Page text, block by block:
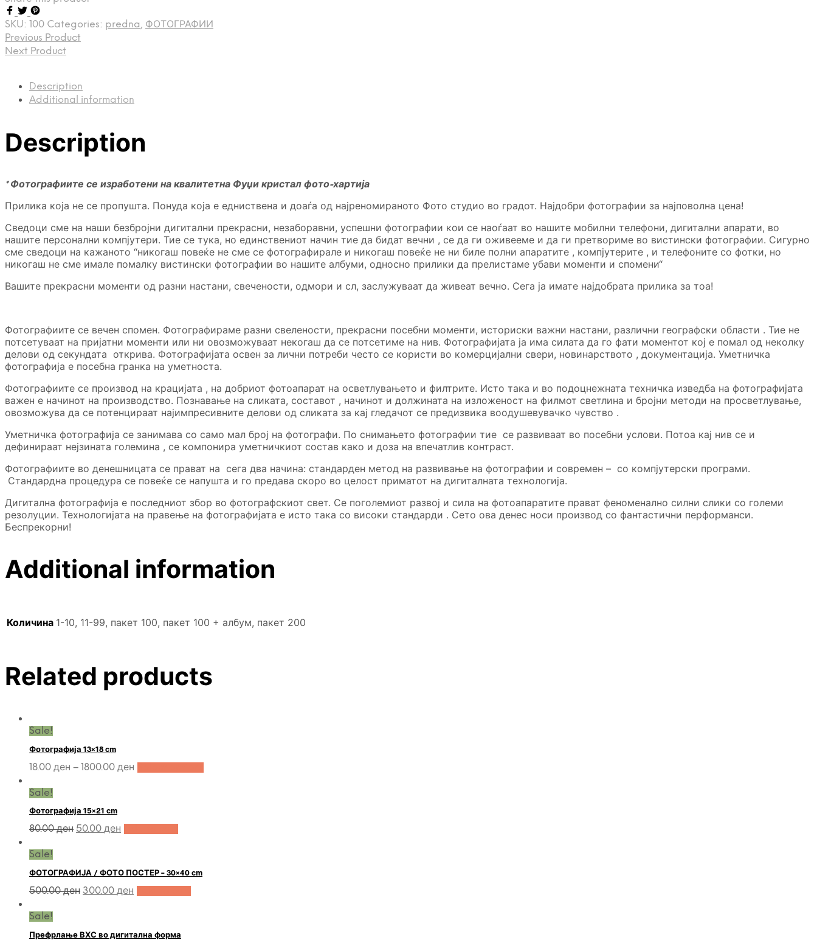
SKU: 100 Categories: predna, ФОТОГРАФИИ
Previous Product
Next Product
Description
Additional information
Description
* Фотографиите се изработени на квалитетна Фуџи кристал фото-хартија
Прилика која не се пропушта. Понуда која е едниствена и доаѓа од најреномираното Фото студио во градот. Најдобри фотографии за најповолна цена!
Сведоци сме на наши безбројни дигитални прекрасни, незаборавни, успешни фотографии кои се наоѓаат во нашите мобилни телефони, дигитални апарати, во
нашите персонални компјутери. Тие се тука, но единствениот начин тие да бидат вечни , се да ги оживееме и да ги претвориме во вистински фотографии. Сигурно
сме сведоци на кажаното “никогаш повеќе не сме се фотографирале и никогаш повеќе не ни биле полни апаратите , компјутерите , и телефоните со фотки, но
никогаш не сме имале помалку вистински фотографии во нашите албуми, односно прилики да прелистаме убави моменти и спомени“
Вашите прекрасни моменти од разни настани, свечености, одмори и сл, заслужуваат да живеат вечно. Сега ја имате најдобрата прилика за тоа!
Фотографиите се вечен спомен. Фотографираме разни свелености, прекрасни посебни моменти, историски важни настани, различни географски области . Тие не
потсетуваат на пријатни моменти или ни овозможуваат некогаш да се потсетиме на нив. Фотографијата ја има силата да го фати моментот кој е помал од неколку
делови од секундата открива. Фотографијата освен за лични потреби често се користи во комерцијални свери, новинарството , документација. Уметничка
фотографија е посебна гранка на уметноста.
Фотографиите се производ на крацијата , на добриот фотоапарат на осветлувањето и филтрите. Исто така и во подоцнежната техничка изведба на фотографијата
важен е начинот на производство. Познавање на сликата, составот , начинот и должината на изложеност на филмот светлина и бројни методи на просветлување,
овозможува да се потенцираат најимпресивните делови од сликата за кај гледачот се предизвика воодушевувачко чувство .
Уметничка фотографија се занимава со само мал број на фотографи. По снимањето фотографии тие се развиваат во посебни услови. Потоа кај нив се и
дефинираат нејзината големина , се компонира уметничкиот состав како и доза на впечатлив контраст.
Фотографиите во денешницата се прават на сега два начина: стандарден метод на развивање на фотографии и современ – со компјутерски програми.
Стандардна процедура се повеќе се напушта и го предава скоро во целост приматот на дигиталната технологија.
Дигитална фотографија е последниот збор во фотографскиот свет. Се поголемиот развој и сила на фотоапаратите прават феноменално силни слики со големи
резолуции. Технологијата на правење на фотографијата е исто така со високи стандарди . Сето ова денес носи производ со фантастични перформанси.
Беспрекорни!
Additional information
Количина 1-10, 11-99, пакет 100, пакет 100 + албум, пакет 200
Related products
Sale!
Фотографија 13×18 cm
18.00 ден – 1800.00 ден
Sale!
Фотографија 15×21 cm
80.00ден 50.00 ден
Sale!
ФОТОГРАФИЈА / ФОТО ПОСТЕР – 30×40 cm
500.00ден 300.00 ден
Sale!
Префрлање ВХС во дигитална форма